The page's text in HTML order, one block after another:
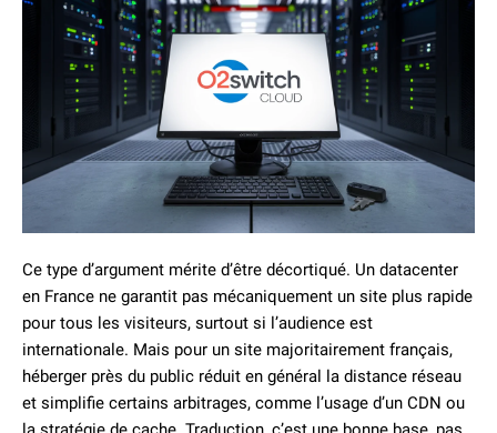
Ce type d’argument mérite d’être décortiqué. Un datacenter
en France ne garantit pas mécaniquement un site plus rapide
pour tous les visiteurs, surtout si l’audience est
internationale. Mais pour un site majoritairement français,
héberger près du public réduit en général la distance réseau
et simplifie certains arbitrages, comme l’usage d’un CDN ou